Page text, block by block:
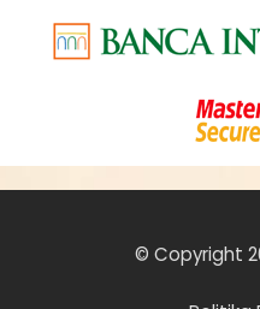
© Copyright